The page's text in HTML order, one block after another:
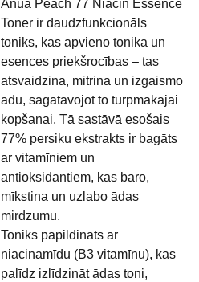
Anua Peach 77 Niacin Essence
Toner ir daudzfunkcionāls
toniks, kas apvieno tonika un
esences priekšrocības – tas
atsvaidzina, mitrina un izgaismo
ādu, sagatavojot to turpmākajai
kopšanai. Tā sastāvā esošais
77% persiku ekstrakts ir bagāts
ar vitamīniem un
antioksidantiem, kas baro,
mīkstina un uzlabo ādas
mirdzumu.
Toniks papildināts ar
niacinamīdu (B3 vitamīnu), kas
palīdz izlīdzināt ādas toni,